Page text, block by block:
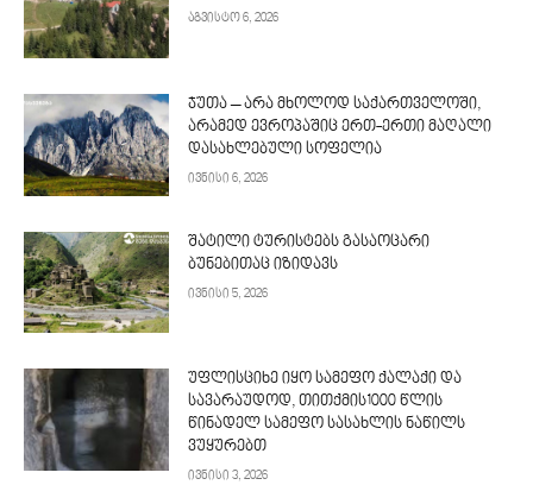
აგვისტო 6, 2026
ჯუთა – არა მხოლოდ საქართველოში,
არამედ ევროპაშიც ერთ-ერთი მაღალი
დასახლებული სოფელია
ივნისი 6, 2026
შატილი ტურისტებს გასაოცარი
ბუნებითაც იზიდავს
ივნისი 5, 2026
უფლისციხე იყო სამეფო ქალაქი და
სავარაუდოდ, თითქმის1000 წლის
წინადელ სამეფო სასახლის ნაწილს
ვუყურებთ
ივნისი 3, 2026